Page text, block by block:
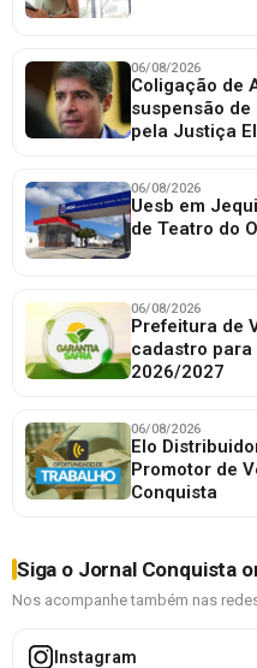
06/08/2026
Coligação de
suspensão
pela Justiça
06/08/2026
Uesb em
de Teatro do
06/08/2026
Prefeitura de
cadastro para
2026/2027
06/08/2026
Elo
Promotor de
Conquista
Siga o Jornal Conquista
Nos acompanhe também nas
Instagram